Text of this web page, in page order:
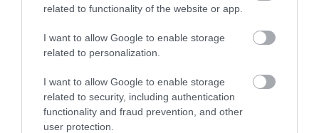
related to functionality of the website or app.
I want to allow Google to enable storage
related to personalization.
I want to allow Google to enable storage
related to security, including authentication
functionality and fraud prevention, and other
user protection.